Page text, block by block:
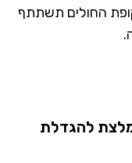
החולים תשתתף
להגדלת